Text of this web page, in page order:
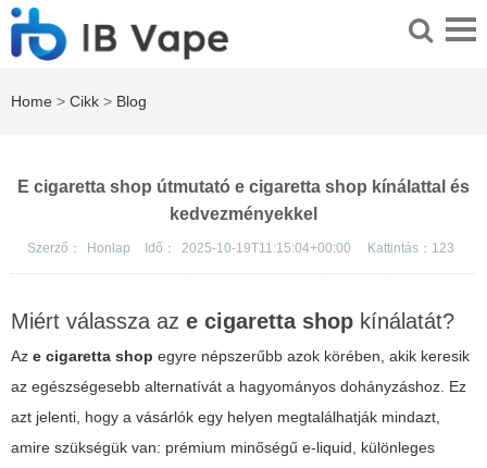
Home > Cikk > Blog
E cigaretta shop útmutató e cigaretta shop kínálattal és
kedvezményekkel
Szerző： Honlap Idő： 2025-10-19T11:15:04+00:00 Kattintás： 123
Miért válassza az e cigaretta shop kínálatát?
Az e cigaretta shop egyre népszerűbb azok körében, akik keresik
az egészségesebb alternatívát a hagyományos dohányzáshoz. Ez
azt jelenti, hogy a vásárlók egy helyen megtalálhatják mindazt,
amire szükségük van: prémium minőségű e-liquid, különleges